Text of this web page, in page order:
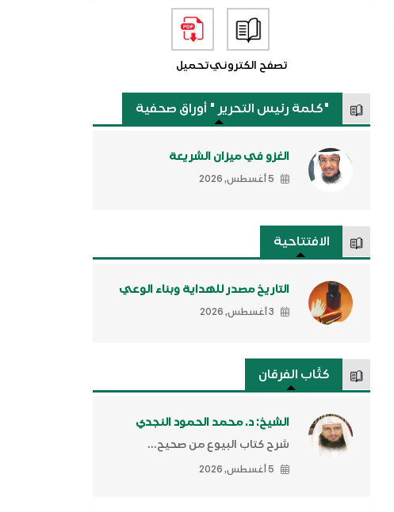
تصفح الكترونيتحميل
"كلمة رئيس التحرير " أوراق صحفية
الغزو في ميزان الشريعة
5 أغسطس, 2026
الافتتاحية
التاريخ مصدر للهداية وبناء الوعي
3 أغسطس, 2026
كتَّاب الفرقان
الشيخ: د. محمد الحمود النجدي
شرح كتاب البيوع من صحيح...
5 أغسطس, 2026